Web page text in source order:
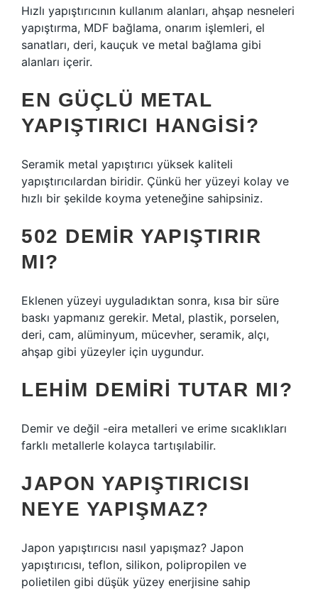
Hızlı yapıştırıcının kullanım alanları, ahşap nesneleri
yapıştırma, MDF bağlama, onarım işlemleri, el
sanatları, deri, kauçuk ve metal bağlama gibi
alanları içerir.
EN GÜÇLÜ METAL
YAPIŞTIRICI HANGISI?
Seramik metal yapıştırıcı yüksek kaliteli
yapıştırıcılardan biridir. Çünkü her yüzeyi kolay ve
hızlı bir şekilde koyma yeteneğine sahipsiniz.
502 DEMIR YAPIŞTIRIR
MI?
Eklenen yüzeyi uyguladıktan sonra, kısa bir süre
baskı yapmanız gerekir. Metal, plastik, porselen,
deri, cam, alüminyum, mücevher, seramik, alçı,
ahşap gibi yüzeyler için uygundur.
LEHIM DEMIRI TUTAR MI?
Demir ve değil -eira metalleri ve erime sıcaklıkları
farklı metallerle kolayca tartışılabilir.
JAPON YAPIŞTIRICISI
NEYE YAPIŞMAZ?
Japon yapıştırıcısı nasıl yapışmaz? Japon
yapıştırıcısı, teflon, silikon, polipropilen ve
polietilen gibi düşük yüzey enerjisine sahip